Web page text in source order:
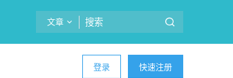
文章
登录 快速注册